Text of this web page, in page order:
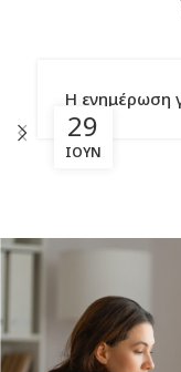
29
ΙΟΎΝ
Η ενημέρωση